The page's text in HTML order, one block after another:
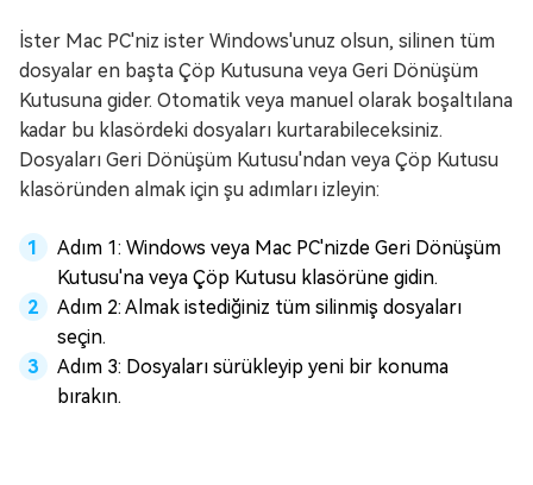
İster Mac PC'niz ister Windows'unuz olsun, silinen tüm
dosyalar en başta Çöp Kutusuna veya Geri Dönüşüm
Kutusuna gider. Otomatik veya manuel olarak boşaltılana
kadar bu klasördeki dosyaları kurtarabileceksiniz.
Dosyaları Geri Dönüşüm Kutusu'ndan veya Çöp Kutusu
klasöründen almak için şu adımları izleyin:
Adım 1: Windows veya Mac PC'nizde Geri Dönüşüm
Kutusu'na veya Çöp Kutusu klasörüne gidin.
Adım 2: Almak istediğiniz tüm silinmiş dosyaları
seçin.
Adım 3: Dosyaları sürükleyip yeni bir konuma
bırakın.